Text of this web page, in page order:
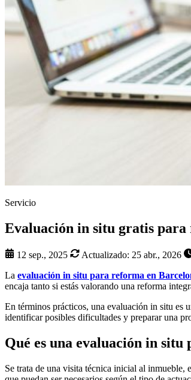
Servicio
Evaluación in situ gratis
12 sep., 2025 Actualizado: 25 abr., 2026
La evaluación in situ para reforma en
encaja tanto si estás valorando una reforma
En términos prácticos, una evaluación in situ es
identificar posibles dificultades y preparar una
Qué es una evaluación in
Se trata de una visita técnica inicial al inmueble,